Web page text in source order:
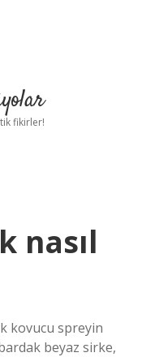
fikirler!
nasıl
kovucu spreyin
beyaz sirke,